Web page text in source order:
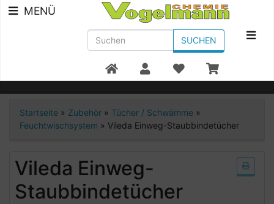
Beratung +49 7951/91300
MENÜ
SUCHEN
Startseite » Zubehör » Tücher / Schwämme »
Feuchtwischsystem » Vileda Einweg-Staubbindetücher
Vileda Einweg-
Staubbindetücher